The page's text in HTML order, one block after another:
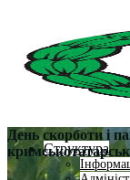
Структура
День скорботи і